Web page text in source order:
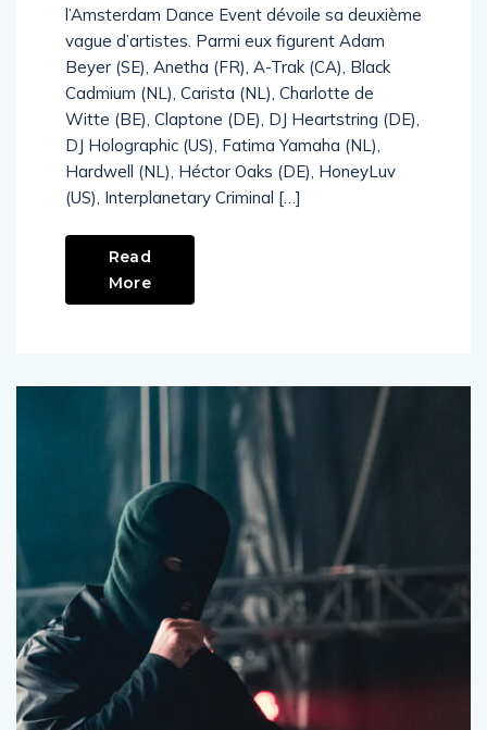
l’Amsterdam Dance Event dévoile sa deuxième
vague d’artistes. Parmi eux figurent Adam
Beyer (SE), Anetha (FR), A-Trak (CA), Black
Cadmium (NL), Carista (NL), Charlotte de
Witte (BE), Claptone (DE), DJ Heartstring (DE),
DJ Holographic (US), Fatima Yamaha (NL),
Hardwell (NL), Héctor Oaks (DE), HoneyLuv
(US), Interplanetary Criminal […]
Read
More